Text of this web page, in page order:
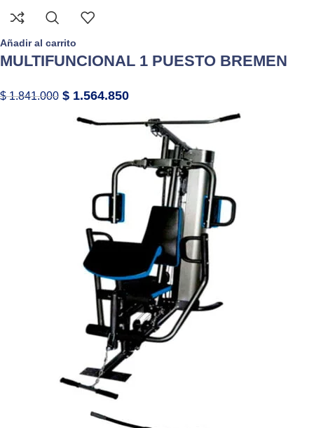
Añadir al carrito
MULTIFUNCIONAL 1 PUESTO BREMEN
$1.841.000 $ 1.564.850